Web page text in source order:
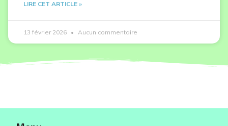
LIRE CET ARTICLE »
13 février 2026 Aucun commentaire